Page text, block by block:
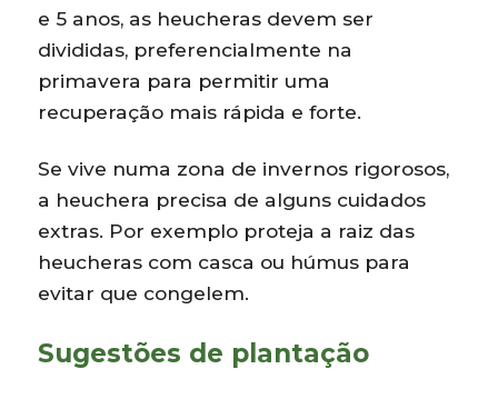
e 5 anos, as heucheras devem ser
divididas, preferencialmente na
primavera para permitir uma
recuperação mais rápida e forte.
Se vive numa zona de invernos rigorosos,
a heuchera precisa de alguns cuidados
extras. Por exemplo proteja a raiz das
heucheras com casca ou húmus para
evitar que congelem.
Sugestões de plantação